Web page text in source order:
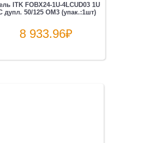
ITK FOBX24-1U-4LCUD03 1U
дупл. 50/125 OM3 (упак.:1шт)
8 933.96₽